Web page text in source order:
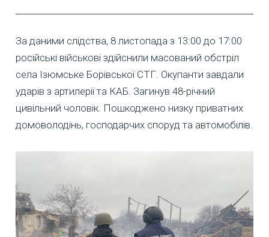
За даними слідства, 8 листопада з 13:00 до 17:00
російські військові здійснили масований обстріл
села Ізюмське Борівської СТГ. Окупанти завдали
ударів з артилерії та КАБ. Загинув 48-річний
цивільний чоловік. Пошкоджено низку приватних
домоволодінь, господарчих споруд та автомобілів.